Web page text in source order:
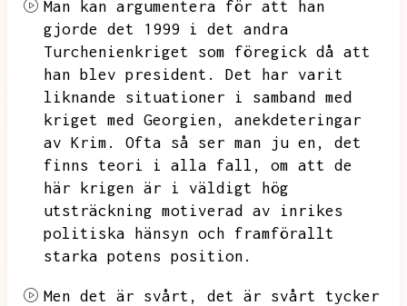
Man kan argumentera för att han
gjorde det 1999 i det andra
Turchenienkriget som föregick då att
han blev president.
Det har varit
liknande situationer i samband med
kriget med Georgien,
anekdeteringar
av Krim.
Ofta så ser man ju en,
det
finns teori i alla fall,
om att de
här krigen är i väldigt hög
utsträckning motiverad av inrikes
politiska hänsyn och framförallt
starka potens position.
Men det är svårt,
det är svårt tycker